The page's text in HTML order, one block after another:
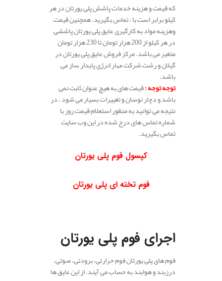
که قیمت و هزینه خدمات پاشش پلی یورتان در هر
کیلو برابر است با : تماس بگیرید.همچنین قیمت
وهزینه مواد به کارگیری عایق پلی یورتان پاششی
در هر کیلو از 200 هزار تومان تا 230 هزار تومان
متغیر می باشد. مرکز فروش عایق پلی یورتان در
گیلان و رشت شرکت مهار انرژی پایدار ساز می
باشد.
توجه توجه:قیمت های به هیچ عنوان ثابت نمی
باشد و دچار نوسان و تغییرات بسیار می شود ، در
نتیجه می توانید به منظور استعلام قیمت روز با
شماره تماس های درج شده در این وب سایت
تماس بگیرید.
کپسول فوم پلی یورتان
فوم تخته ای پلی یورتان
اجرای فوم پلی یورتان
فوم های پلی یورتان فوم حرارتی،برودتی، صوتی،
درزبند و هوابند به حساب می آیند. از این عایق ها